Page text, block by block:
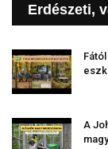
Erdészeti,
A